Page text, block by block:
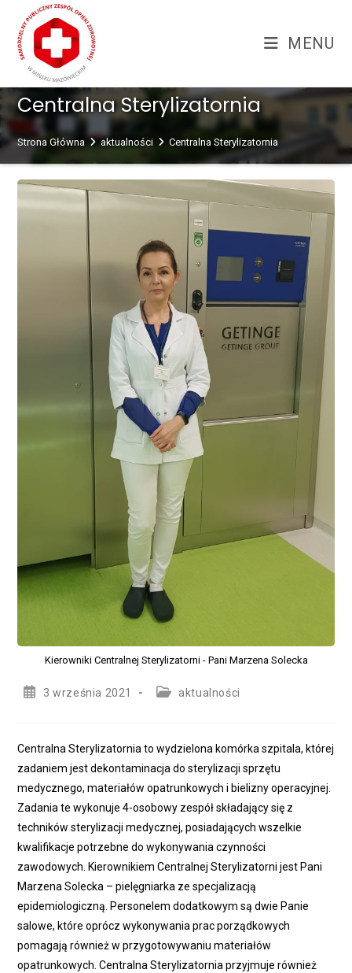
treści
content
MENU
Centralna Sterylizatornia
Strona Główna aktualności Centralna Sterylizatornia
Kierowniki Centralnej Sterylizatorni - Pani Marzena Solecka
Post3 września 2021
Postaktualności
Centralna Sterylizatornia to wydzielona komórka szpitala, której
zadaniem jest dekontaminacja do sterylizacji sprzętu
medycznego, materiałów opatrunkowych i bielizny operacyjnej.
Zadania te wykonuje 4-osobowy zespół składający się z
techników sterylizacji medycznej, posiadających wszelkie
kwalifikacje potrzebne do wykonywania czynności
zawodowych. Kierownikiem Centralnej Sterylizatorni jest Pani
Marzena Solecka – pielęgniarka ze specjalizacją
epidemiologiczną. Personelem dodatkowym są dwie Panie
salowe, które oprócz wykonywania prac porządkowych
pomagają również w przygotowywaniu materiałów
opatrunkowych. Centralna Sterylizatornia przyjmuje również